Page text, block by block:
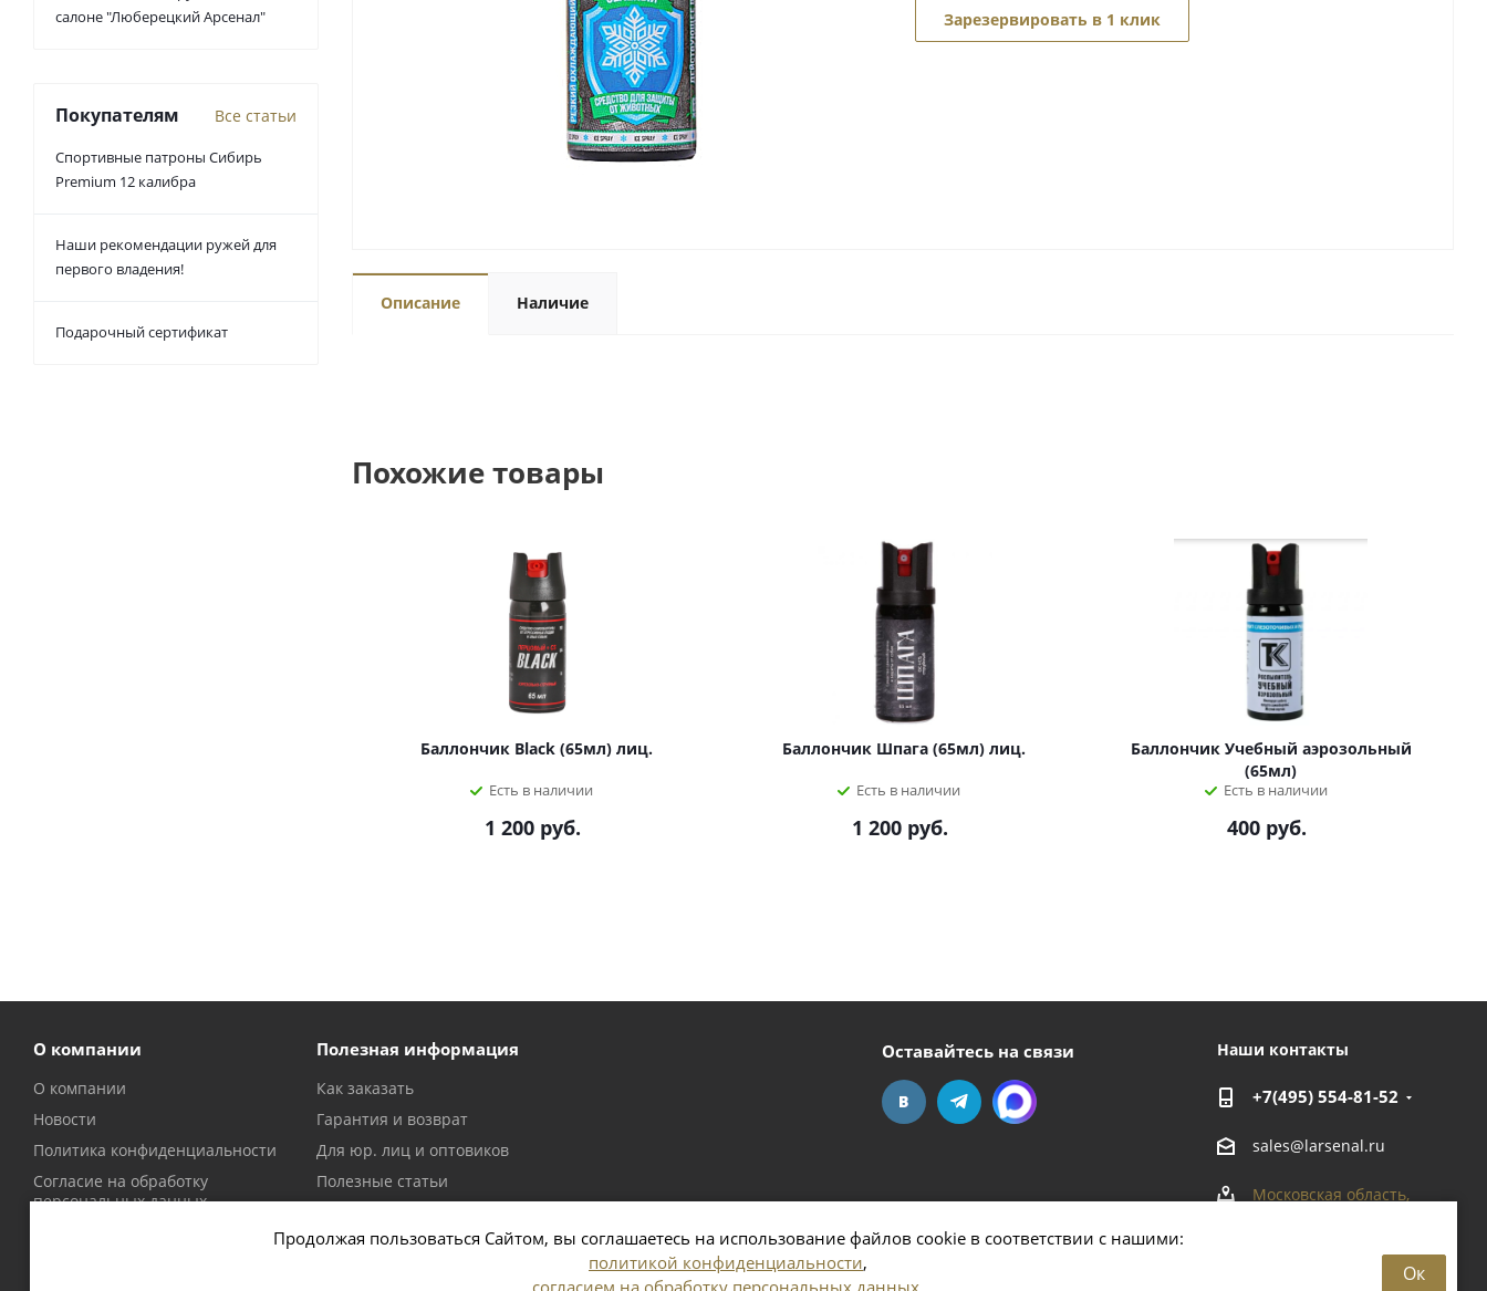
Продолжая пользоваться Сайтом, вы соглашаетесь на использование файлов cookie в соответствии с нашими:
политикой конфиденциальности,
согласием на обработку персональных данных
Ок
Зарезервировать в 1 клик
Описание Наличие
Похожие товары
Баллончик Black (65мл) лиц.
Есть в наличии
1 200руб.
Баллончик Шпага (65мл) лиц.
Есть в наличии
1 200руб.
Баллончик Учебный аэрозольный
(65мл)
Есть в наличии
400 руб.
салоне "Люберецкий Арсенал"
Покупателям Все статьи
Спортивные патроны Сибирь
Premium 12 калибра
Наши рекомендации ружей для
первого владения!
Подарочный сертификат
О компании
О компании
Новости
Политика конфиденциальности
Согласие на обработку
персональных данных
Полезная информация
Как заказать
Гарантия и возврат
Для юр. лиц и оптовиков
Полезные статьи
Оставайтесь на связи Наши контакты
+7(495) 554-81-52
sales@larsenal.ru
Московская область,